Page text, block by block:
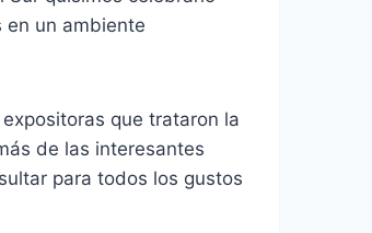
en un ambiente
que trataron la
de las interesantes
para todos los gustos